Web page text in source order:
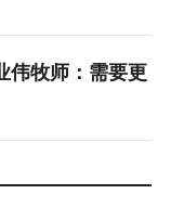
伟牧师：需要更